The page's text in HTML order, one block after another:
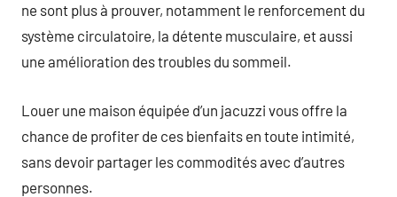
ne sont plus à prouver, notamment le renforcement du
système circulatoire, la détente musculaire, et aussi
une amélioration des troubles du sommeil.
Louer une maison équipée d’un jacuzzi vous offre la
chance de profiter de ces bienfaits en toute intimité,
sans devoir partager les commodités avec d’autres
personnes.